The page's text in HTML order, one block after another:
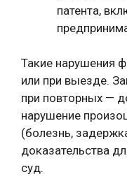
патента,
Такие нарушения
или при выезде.
при повторных —
нарушение
(болезнь,
доказательства
суд.